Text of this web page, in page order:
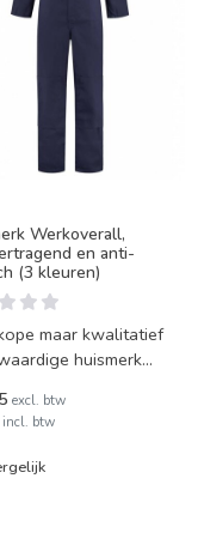
Werkoverall,
en anti-
(3 kleuren)
maar kwalitatief
huismerk
statisch. Deze o
excl. btw
btw